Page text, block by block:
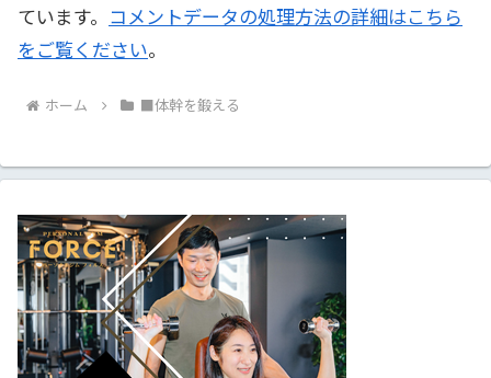
ています。 コメントデータの処理方法の詳細はこちら
をご覧ください。
ホーム ■体幹を鍛える